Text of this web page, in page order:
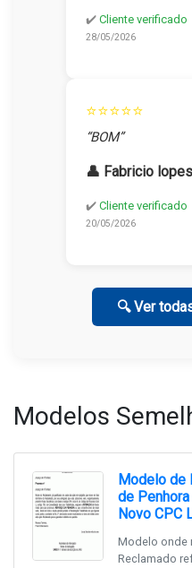
✔️ Cliente verificado
28/05/2026
⭐⭐⭐⭐⭐
“BOM”
👤 Fabricio
✔️ Cliente verificado
20/05/2026
🔍 Ver
Modelos
Modelo de
de
Novo CPC
Modelo onde
Reclamado